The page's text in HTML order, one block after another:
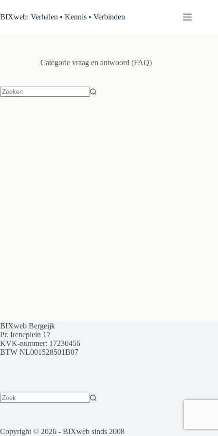
naar
de
BIXweb: Verhalen • Kennis • Verbinden
Categorievraag en antwoord (FAQ)
BIXweb Bergeijk
Pr. Ireneplein 17
KVK-nummer: 17230456
BTW NL001528501B07
Copyright © 2026 - BIXweb sinds 2008